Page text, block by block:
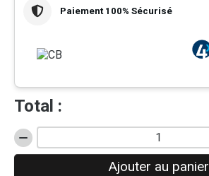
Paiement 100% Sécurisé
Total :
quantité
de
Ajouter au panier